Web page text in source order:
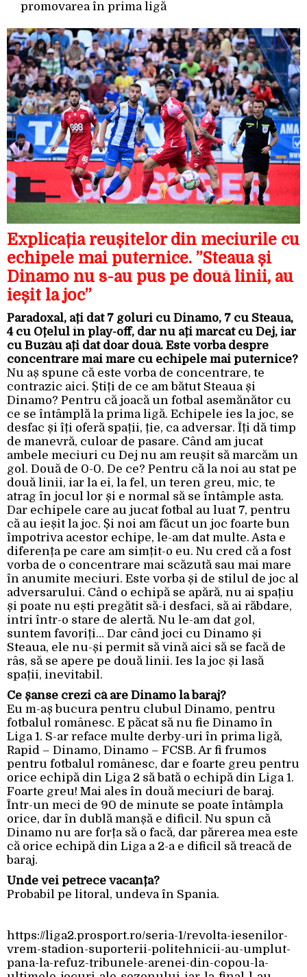
promovarea în prima ligă
Explicația reușitelor din meciurile cu
echipele mai puternice. ”Steaua și
Dinamo nu s-au pus pe două linii, au
ieșit la joc”
Paradoxal, ați dat 7 goluri cu Dinamo, 7 cu Steaua,
4 cu Oțelul în play-off, dar nu ați marcat cu Dej, iar
cu Buzău ați dat doar două. Este vorba despre
concentrare mai mare cu echipele mai puternice?
Nu aș spune că este vorba de concentrare, te
contrazic aici. Știți de ce am bătut Steaua și
Dinamo? Pentru că joacă un fotbal asemănător cu
ce se întâmplă la prima ligă. Echipele ies la joc, se
desfac și îți oferă spații, ție, ca adversar. Îți dă timp
de manevră, culoar de pasare. Când am jucat
ambele meciuri cu Dej nu am reușit să marcăm un
gol. Două de 0-0. De ce? Pentru că la noi au stat pe
două linii, iar la ei, la fel, un teren greu, mic, te
atrag în jocul lor și e normal să se întâmple asta.
Dar echipele care au jucat fotbal au luat 7, pentru
că au ieșit la joc. Și noi am făcut un joc foarte bun
împotriva acestor echipe, le-am dat multe. Asta e
diferența pe care am simțit-o eu. Nu cred că a fost
vorba de o concentrare mai scăzută sau mai mare
în anumite meciuri. Este vorba și de stilul de joc al
adversarului. Când o echipă se apără, nu ai spațiu
și poate nu ești pregătit să-i desfaci, să ai răbdare,
intri într-o stare de alertă. Nu le-am dat gol,
suntem favoriți… Dar când joci cu Dinamo și
Steaua, ele nu-și permit să vină aici să se facă de
râs, să se apere pe două linii. Ies la joc și lasă
spații, inevitabil.
Ce șanse crezi că are Dinamo la baraj?
Eu m-aș bucura pentru clubul Dinamo, pentru
fotbalul românesc. E păcat să nu fie Dinamo în
Liga 1. S-ar reface multe derby-uri în prima ligă,
Rapid – Dinamo, Dinamo – FCSB. Ar fi frumos
pentru fotbalul românesc, dar e foarte greu pentru
orice echipă din Liga 2 să bată o echipă din Liga 1.
Foarte greu! Mai ales în două meciuri de baraj.
Într-un meci de 90 de minute se poate întâmpla
orice, dar în dublă manșă e dificil. Nu spun că
Dinamo nu are forța să o facă, dar părerea mea este
că orice echipă din Liga a 2-a e dificil să treacă de
baraj.
Unde vei petrece vacanța?
Probabil pe litoral, undeva în Spania.
https://liga2.prosport.ro/seria-1/revolta-iesenilor-
vrem-stadion-suporterii-politehnicii-au-umplut-
pana-la-refuz-tribunele-arenei-din-copou-la-